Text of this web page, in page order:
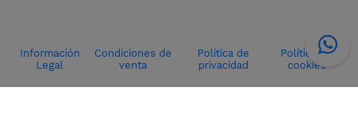
Información
Legal
Condiciones de
venta
Política de
privacidad
Política de
cookies